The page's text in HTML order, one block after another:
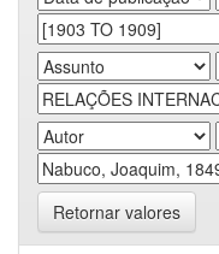
Retornar valores